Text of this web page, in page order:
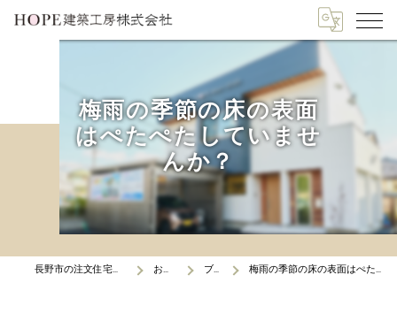
梅雨の季節の床の表面
はぺたぺたしていませ
んか？
長野市の注文住宅はHOPE建築工房 お知らせ ブログ 梅雨の季節の床の表面はぺたぺたしていませんか？